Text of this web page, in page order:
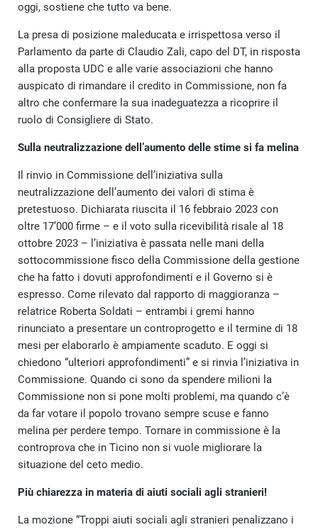
oggi, sostiene che tutto va bene.
La presa di posizione maleducata e irrispettosa verso il
Parlamento da parte di Claudio Zali, capo del DT, in risposta
alla proposta UDC e alle varie associazioni che hanno
auspicato di rimandare il credito in Commissione, non fa
altro che confermare la sua inadeguatezza a ricoprire il
ruolo di Consigliere di Stato.
Sulla neutralizzazione dell’aumento delle stime si fa melina
Il rinvio in Commissione dell’iniziativa sulla
neutralizzazione dell’aumento dei valori di stima è
pretestuoso. Dichiarata riuscita il 16 febbraio 2023 con
oltre 17’000 firme – e il voto sulla ricevibilità risale al 18
ottobre 2023 – l’iniziativa è passata nelle mani della
sottocommissione fisco della Commissione della gestione
che ha fatto i dovuti approfondimenti e il Governo si è
espresso. Come rilevato dal rapporto di maggioranza –
relatrice Roberta Soldati – entrambi i gremi hanno
rinunciato a presentare un controprogetto e il termine di 18
mesi per elaborarlo è ampiamente scaduto. E oggi si
chiedono “ulteriori approfondimenti” e si rinvia l’iniziativa in
Commissione. Quando ci sono da spendere milioni la
Commissione non si pone molti problemi, ma quando c’è
da far votare il popolo trovano sempre scuse e fanno
melina per perdere tempo. Tornare in commissione è la
controprova che in Ticino non si vuole migliorare la
situazione del ceto medio.
Più chiarezza in materia di aiuti sociali agli stranieri!
La mozione “Troppi aiuti sociali agli stranieri penalizzano i